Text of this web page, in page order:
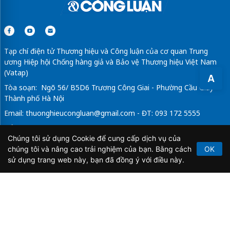
A
Tạp chí điện tử Thương hiệu và Công luận của cơ quan Trung
ương Hiệp hội Chống hàng giả và Bảo vệ Thương hiệu Việt Nam
(Vatap)
Tòa soạn: Ngõ 56/ B5D6 Trương Công Giai - Phường Cầu Giấy -
Thành phố Hà Nội
Email: thuonghieucongluan@gmail.com - ĐT: 093 172 5555
Tổng Biên Tập: Vũ Đức Thuận
Giấy phép hoạt động báo chí điện tử số 64/GP-BTTTT do Bộ
Thông tin và Truyền thông cấp ngày 21/2/2020.
Chúng tôi sử dụng Cookie để cung cấp dịch vụ của
chúng tôi và nâng cao trải nghiệm của bạn. Bằng cách
sử dụng trang web này, bạn đã đồng ý với điều này.
OK